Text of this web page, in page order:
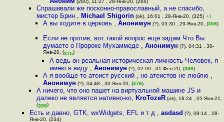
(260), 11:27 , 28-Янв-20, (264)
Спрашивали же посконно-православный, а не спасибо,
мистер Брин , Michael Shigorin(ok), 16:01 , 28-Янв-20, (325) +1
А вы ходите в церковь , Анонимун (?), 03:30 , 29-Янв-20, (358)
Если не против, вот такой вопрос еще задам Что Вы
думаете о Пророке Мухаммеде , Анонимун (?), 04:31 , 30-
Янв-20, (375)
А ведь он реальная историческая личность Человек, я
имею в виду ,Анонимун (?), 02:09 , 01-Фев-20, (388)
А я вообще-то атеист русский , но атеистов не люблю ,
Анонимун (?), 04:48 , 30-Янв-20, (376)
А ничего, что оно пашет на виртуальной машине JS и
далеко не является нативно-ко, KroTozeR(ok), 18:24 , 05-Янв-21,
(399)
Есть и давно, GTK, wxWidgets, EFL и т д ,asdasd (?), 09:14 , 28-
Янв-20, (234)